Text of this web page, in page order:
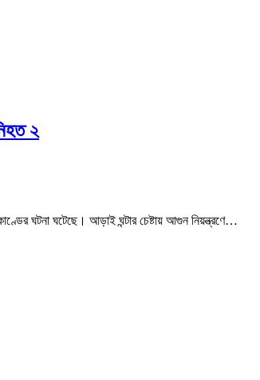
২
ঘটনা ঘটেছে। আড়াই ঘন্টার চেষ্টায় আগুন নিয়ন্ত্রণে…